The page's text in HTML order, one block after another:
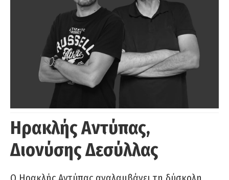
Ηρακλής Αντύπας,
Διονύσης Δεσύλλας